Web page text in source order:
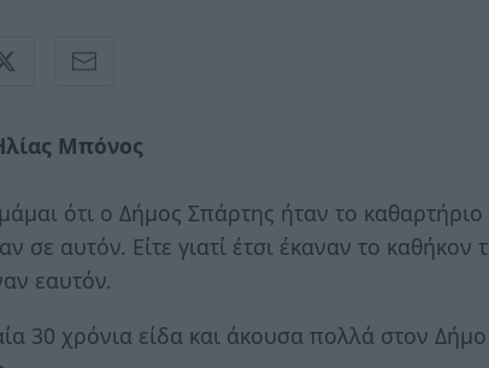
Μπόνος
ότι ο Δήμος Σπάρτης ήταν το
σε αυτόν. Είτε γιατί έτσι έκαναν το καθήκον
εαυτόν.
30 χρόνια είδα και άκουσα πολλά στον